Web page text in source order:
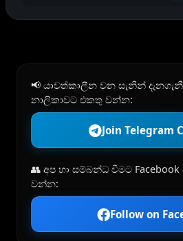
📢 යාවත්කාලීන වන සැනින්
නාලිකාවට එකතු වන්න:
Join Telegram
👥 අප හා සම්බන්ධ වීමට
වන්න:
Follow on